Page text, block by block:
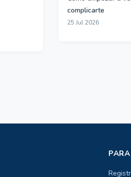
complicarte
25 Jul 2026